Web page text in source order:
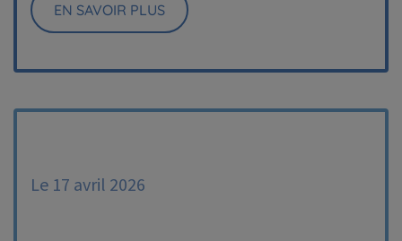
EN SAVOIR PLUS
Le 17 avril 2026